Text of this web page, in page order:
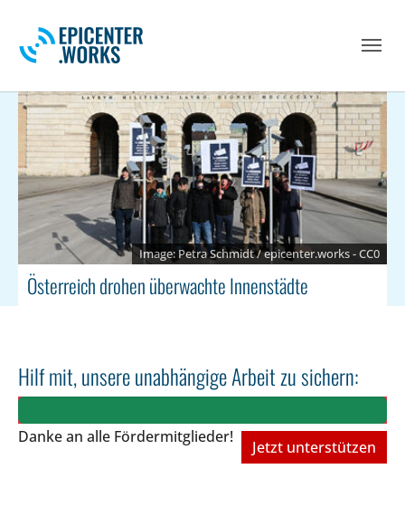
Petra Schmidt / epicenter.works - CC0
Österreich drohen überwachte Innenstädte
Hilf mit, unsere unabhängige Arbeit zu sichern:
Danke an alle Fördermitglieder!
Jetzt unterstützen